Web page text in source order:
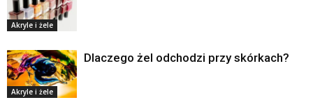
Akryle i żele
Akryle i żele
Dlaczego żel odchodzi przy skórkach?